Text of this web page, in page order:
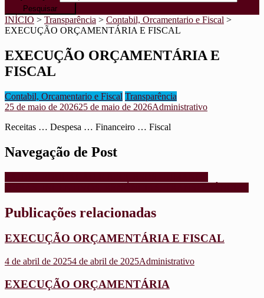
INÍCIO > Transparência > Contabil, Orcamentario e Fiscal >
EXECUÇÃO ORÇAMENTÁRIA E FISCAL
EXECUÇÃO ORÇAMENTÁRIA E
FISCAL
Contabil, Orcamentario e Fiscal Transparência
25 de maio de 202625 de maio de 2026Administrativo
Receitas … Despesa … Financeiro … Fiscal
Navegação de Post
Publicações relacionadas
EXECUÇÃO ORÇAMENTÁRIA E FISCAL
4 de abril de 20254 de abril de 2025Administrativo
EXECUÇÃO ORÇAMENTÁRIA